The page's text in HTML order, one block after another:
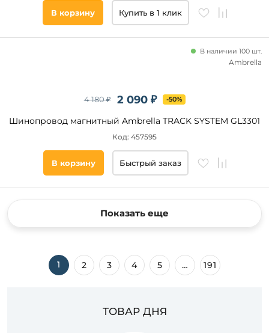
В корзину Купить в 1 клик
2 090 ₽
4 180 ₽ -50%
Шинопровод магнитный Ambrella TRACK SYSTEM GL3301
В наличии 100 шт.
Код: 457595
Ambrella
В корзину Быстрый заказ
Показать еще
1 2 3 4 5 … 191
ТОВАР ДНЯ